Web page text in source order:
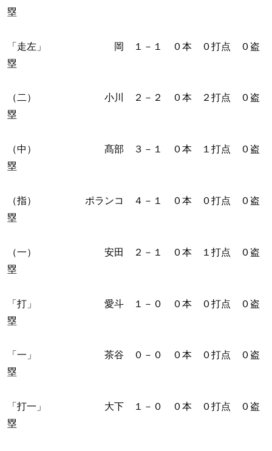
塁
「走左」 岡 １－１ ０本 ０打点 ０盗
塁
（二） 小川 ２－２ ０本 ２打点 ０盗
塁
（中） 髙部 ３－１ ０本 １打点 ０盗
塁
（指） ポランコ ４－１ ０本 ０打点 ０盗
塁
（一） 安田 ２－１ ０本 １打点 ０盗
塁
「打」 愛斗 １－０ ０本 ０打点 ０盗
塁
「一」 茶谷 ０－０ ０本 ０打点 ０盗
塁
「打一」 大下 １－０ ０本 ０打点 ０盗
塁